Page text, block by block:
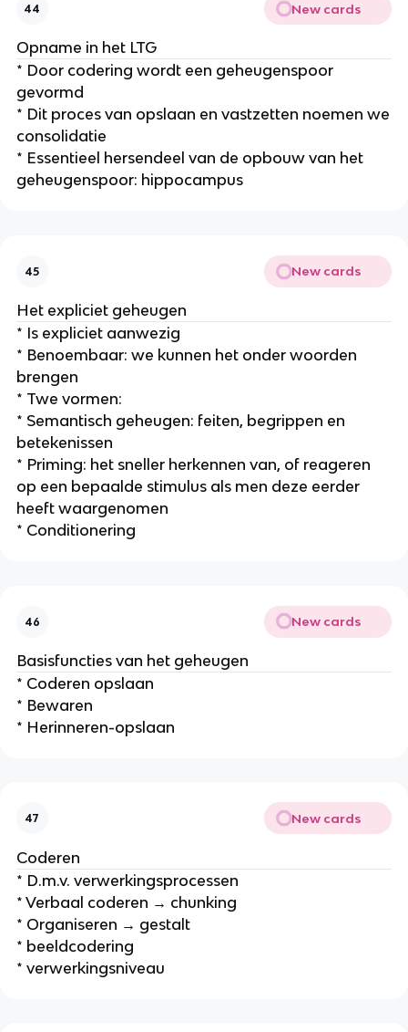
44 New cards
Opname in het LTG
* Door codering wordt een geheugenspoor
gevormd
* Dit proces van opslaan en vastzetten noemen we
consolidatie
* Essentieel hersendeel van de opbouw van het
geheugenspoor: hippocampus
45 New cards
Het expliciet geheugen
* Is expliciet aanwezig
* Benoembaar: we kunnen het onder woorden
brengen
* Twe vormen:
* Semantisch geheugen: feiten, begrippen en
betekenissen
* Priming: het sneller herkennen van, of reageren
op een bepaalde stimulus als men deze eerder
heeft waargenomen
* Conditionering
46 New cards
Basisfuncties van het geheugen
* Coderen opslaan
* Bewaren
* Herinneren-opslaan
47 New cards
Coderen
* D.m.v. verwerkingsprocessen
* Verbaal coderen → chunking
* Organiseren → gestalt
* beeldcodering
* verwerkingsniveau